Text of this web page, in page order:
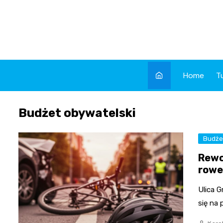
Home
Budżet obywatelski
Ulica
się na